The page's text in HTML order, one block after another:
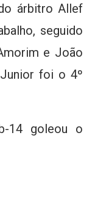
árbitro Allef
seguido
e João
foi o 4º
14 goleou o